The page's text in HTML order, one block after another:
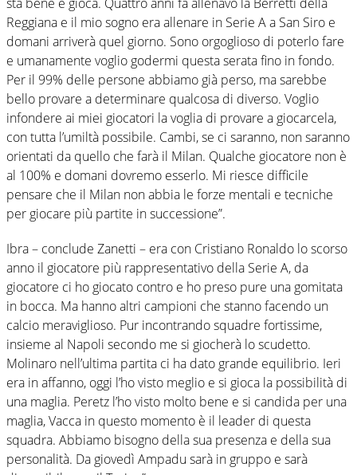
Reggiana e il mio sogno era allenare in Serie A a San Siro e
domani arriverà quel giorno. Sono orgoglioso di poterlo fare
e umanamente voglio godermi questa serata fino in fondo.
Per il 99% delle persone abbiamo già perso, ma sarebbe
bello provare a determinare qualcosa di diverso. Voglio
infondere ai miei giocatori la voglia di provare a giocarcela,
con tutta l’umiltà possibile. Cambi, se ci saranno, non saranno
orientati da quello che farà il Milan. Qualche giocatore non è
al 100% e domani dovremo esserlo. Mi riesce difficile
pensare che il Milan non abbia le forze mentali e tecniche
per giocare più partite in successione”.
Ibra – conclude Zanetti – era con Cristiano Ronaldo lo scorso
anno il giocatore più rappresentativo della Serie A, da
giocatore ci ho giocato contro e ho preso pure una gomitata
in bocca. Ma hanno altri campioni che stanno facendo un
calcio meraviglioso. Pur incontrando squadre fortissime,
insieme al Napoli secondo me si giocherà lo scudetto.
Molinaro nell’ultima partita ci ha dato grande equilibrio. Ieri
era in affanno, oggi l’ho visto meglio e si gioca la possibilità di
una maglia. Peretz l’ho visto molto bene e si candida per una
maglia, Vacca in questo momento è il leader di questa
squadra. Abbiamo bisogno della sua presenza e della sua
personalità. Da giovedì Ampadu sarà in gruppo e sarà